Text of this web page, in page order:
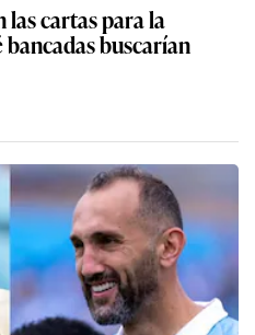
las cartas para la
buscarían